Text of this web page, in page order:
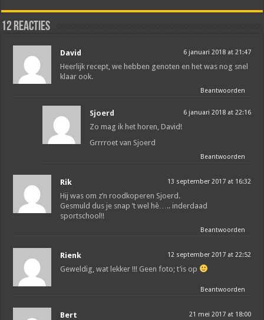
12 reacties
David 6 januari 2018 at 21:47
Heerlijk recept, we hebben genoten en het was nog snel
klaar ook.
Beantwoorden
Sjoerd 6 januari 2018 at 22:16
Zo mag ik het horen, David!
Grrrroet van Sjoerd
Beantwoorden
Rik 13 september 2017 at 16:32
Hij was om z’n roodkoperen Sjoerd.
Gesmuld dus je snap ’t wel hè….. inderdaad
sportschool!!
Beantwoorden
Rienk 12 september 2017 at 22:52
Geweldig, wat lekker !!! Geen foto; t’is op
Beantwoorden
Bert 21 mei 2017 at 18:00